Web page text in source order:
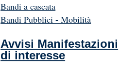
Bandi a cascata
Bandi Pubblici - Mobilità
Avvisi Manifestazioni
di interesse